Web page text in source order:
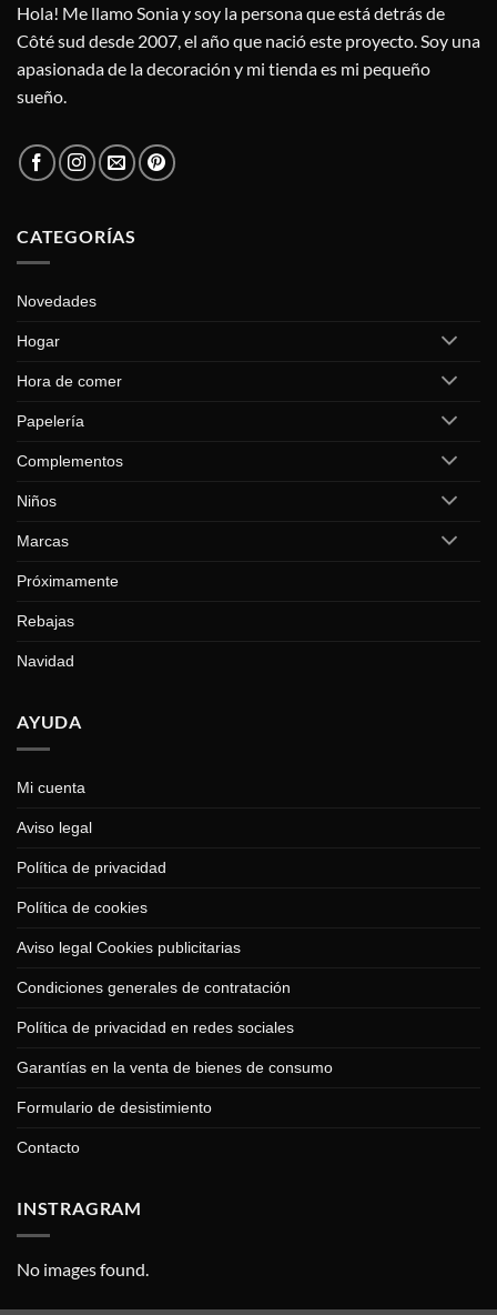
Hola! Me llamo Sonia y soy la persona que está detrás de
Côté sud desde 2007, el año que nació este proyecto. Soy una
apasionada de la decoración y mi tienda es mi pequeño
sueño.
CATEGORÍAS
Novedades
Hogar
Hora de comer
Papelería
Complementos
Niños
Marcas
Próximamente
Rebajas
Navidad
AYUDA
Mi cuenta
Aviso legal
Política de privacidad
Política de cookies
Aviso legal Cookies publicitarias
Condiciones generales de contratación
Política de privacidad en redes sociales
Garantías en la venta de bienes de consumo
Formulario de desistimiento
Contacto
INSTRAGRAM
No images found.